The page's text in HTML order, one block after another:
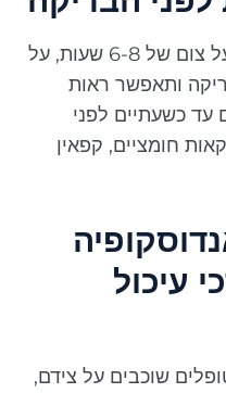
לקראת הבדיקה יש להקפיד על צום של 6-8 שעות, על
ותאפשר ראות
כשעתיים לפני
חומציים, קפאין
עיכול
שוכבים על צידם,